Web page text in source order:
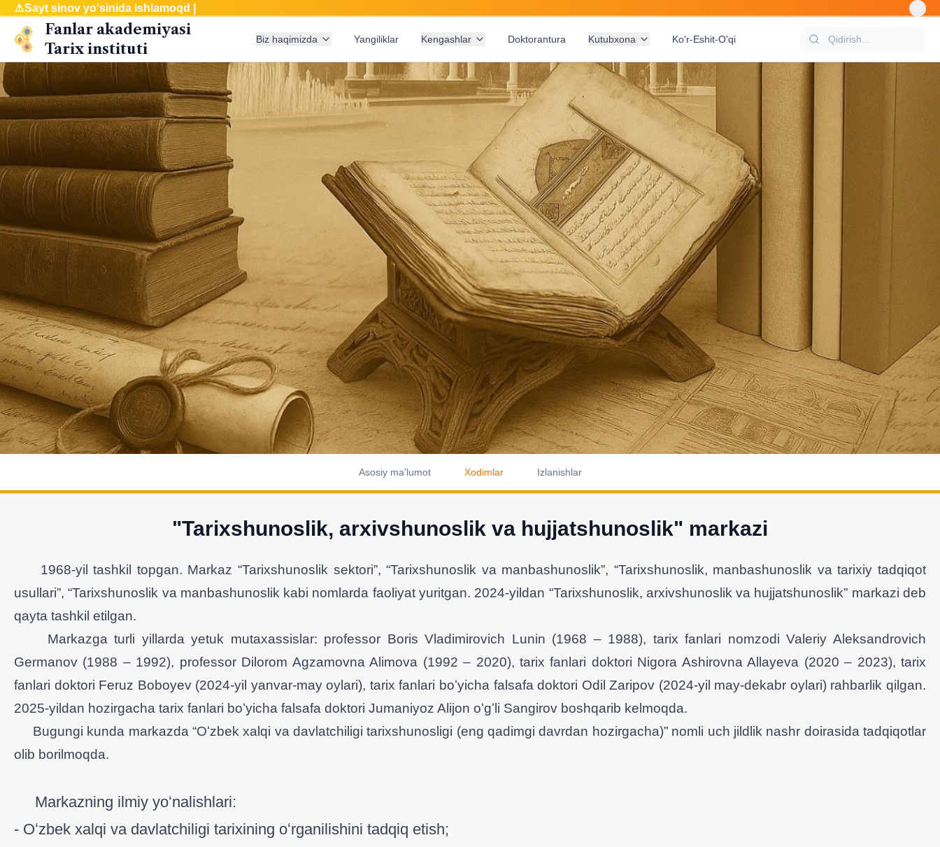
⚠️Say |
Fanlar akademiyasi
Tarix instituti
Biz haqimizda Yangiliklar Kengashlar Doktorantura Kutubxona Ko'r-Eshit-O'qi
Asosiy ma'lumot Xodimlar Izlanishlar
"Tarixshunoslik, arxivshunoslik va hujjatshunoslik" markazi
1968-yil tashkil topgan. Markaz “Tarixshunoslik sektori”, “Tarixshunoslik va manbashunoslik”, “Tarixshunoslik, manbashunoslik va tarixiy tadqiqot
usullari”, “Tarixshunoslik va manbashunoslik kabi nomlarda faoliyat yuritgan. 2024-yildan “Tarixshunoslik, arxivshunoslik va hujjatshunoslik” markazi deb
qayta tashkil etilgan.
Markazga turli yillarda yetuk mutaxassislar: professor Boris Vladimirovich Lunin (1968 – 1988), tarix fanlari nomzodi Valeriy Aleksandrovich
Germanov (1988 – 1992), professor Dilorom Agzamovna Alimova (1992 – 2020), tarix fanlari doktori Nigora Ashirovna Allayeva (2020 – 2023), tarix
fanlari doktori Feruz Boboyev (2024-yil yanvar-may oylari), tarix fanlari boʻyicha falsafa doktori Odil Zaripov (2024-yil may-dekabr oylari) rahbarlik qilgan.
2025-yildan hozirgacha tarix fanlari boʻyicha falsafa doktori Jumaniyoz Alijon oʻgʻli Sangirov boshqarib kelmoqda.
Bugungi kunda markazda “Oʻzbek xalqi va davlatchiligi tarixshunosligi (eng qadimgi davrdan hozirgacha)” nomli uch jildlik nashr doirasida tadqiqotlar
olib borilmoqda.
Markazning ilmiy yoʻnalishlari:
- Oʻzbek xalqi va davlatchiligi tarixining oʻrganilishini tadqiq etish;